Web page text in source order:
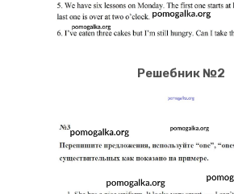
Решебник №2